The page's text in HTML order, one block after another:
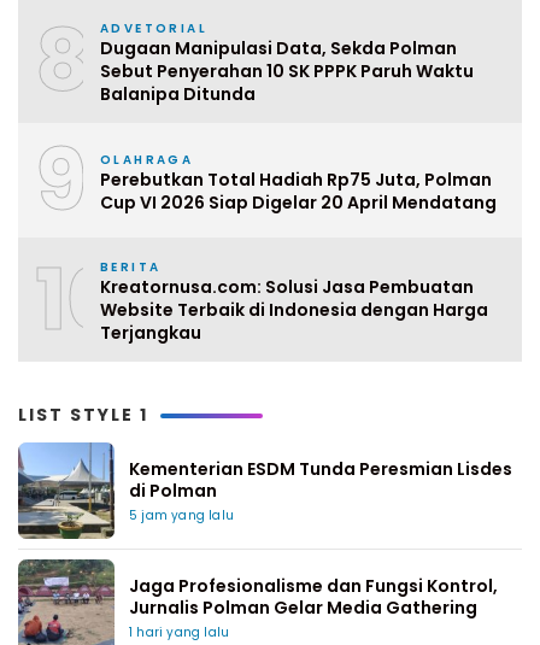
8 ADVETORIAL
Dugaan Manipulasi Data, Sekda Polman
Sebut Penyerahan 10 SK PPPK Paruh Waktu
Balanipa Ditunda
9 OLAHRAGA
Perebutkan Total Hadiah Rp75 Juta, Polman
Cup VI 2026 Siap Digelar 20 April Mendatang
10BERITA
Kreatornusa.com: Solusi Jasa Pembuatan
Website Terbaik di Indonesia dengan Harga
Terjangkau
LIST STYLE 1
Kementerian ESDM Tunda Peresmian Lisdes
di Polman
5 jam yang lalu
Jaga Profesionalisme dan Fungsi Kontrol,
Jurnalis Polman Gelar Media Gathering
1 hari yang lalu